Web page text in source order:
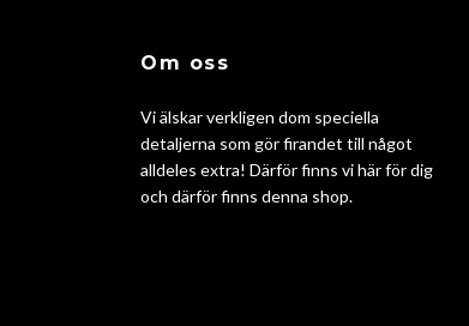
Om oss
Vi älskar verkligen dom speciella
detaljerna som gör firandet till något
alldeles extra! Därför finns vi här för dig
och därför finns denna shop.